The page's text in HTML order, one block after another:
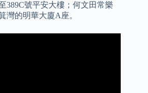
389C號平安大樓；何文田常樂
灣的明華大廈A座。